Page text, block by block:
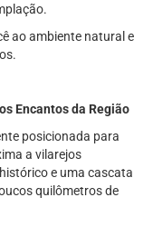
ao ambiente natural e
Encantos da Região
posicionada para
a vilarejos
e uma cascata
quilômetros de